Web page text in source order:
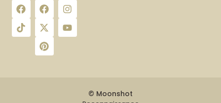
© Moonshot